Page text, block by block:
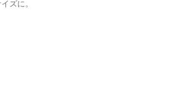
ズに。